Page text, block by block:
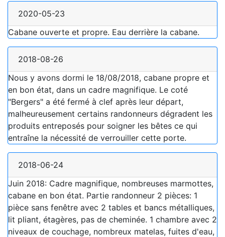
2020-05-23
Cabane ouverte et propre. Eau derrière la cabane.
2018-08-26
Nous y avons dormi le 18/08/2018, cabane propre et
en bon état, dans un cadre magnifique. Le coté
"Bergers" a été fermé à clef après leur départ,
malheureusement certains randonneurs dégradent les
produits entreposés pour soigner les bêtes ce qui
entraîne la nécessité de verrouiller cette porte.
2018-06-24
Juin 2018: Cadre magnifique, nombreuses marmottes,
cabane en bon état. Partie randonneur 2 pièces: 1
pièce sans fenêtre avec 2 tables et bancs métalliques,
lit pliant, étagères, pas de cheminée. 1 chambre avec 2
niveaux de couchage, nombreux matelas, fuites d'eau,